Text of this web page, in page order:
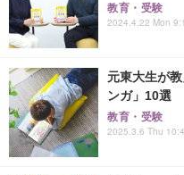
教育・受験
2024.4.22 Mon
元東大生が
ンガ」10選
教育・受験
2025.3.6 Thu